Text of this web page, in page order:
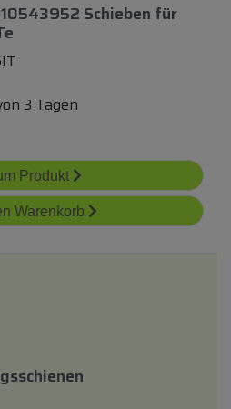
Schieben für
3 Tagen
Produkt
Warenkorb